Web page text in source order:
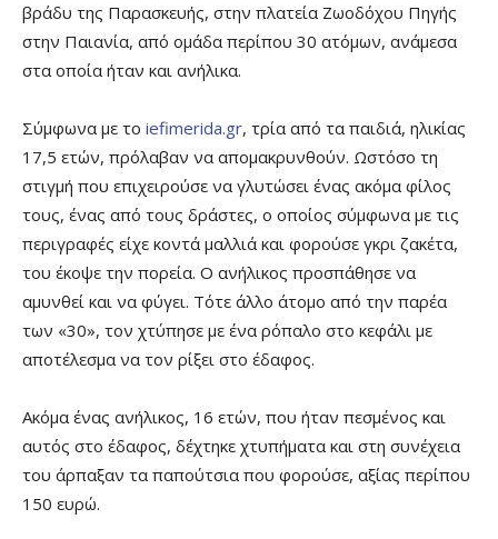
βράδυ της Παρασκευής, στην πλατεία Ζωοδόχου Πηγής
στην Παιανία, από ομάδα περίπου 30 ατόμων, ανάμεσα
στα οποία ήταν και ανήλικα.
Σύμφωνα με το iefimerida.gr, τρία από τα παιδιά, ηλικίας
17,5 ετών, πρόλαβαν να απομακρυνθούν. Ωστόσο τη
στιγμή που επιχειρούσε να γλυτώσει ένας ακόμα φίλος
τους, ένας από τους δράστες, ο οποίος σύμφωνα με τις
περιγραφές είχε κοντά μαλλιά και φορούσε γκρι ζακέτα,
του έκοψε την πορεία. Ο ανήλικος προσπάθησε να
αμυνθεί και να φύγει. Τότε άλλο άτομο από την παρέα
των «30», τον χτύπησε με ένα ρόπαλο στο κεφάλι με
αποτέλεσμα να τον ρίξει στο έδαφος.
Ακόμα ένας ανήλικος, 16 ετών, που ήταν πεσμένος και
αυτός στο έδαφος, δέχτηκε χτυπήματα και στη συνέχεια
του άρπαξαν τα παπούτσια που φορούσε, αξίας περίπου
150 ευρώ.